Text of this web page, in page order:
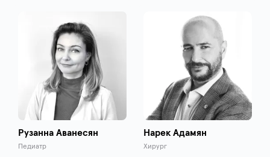
Рузанна Аванесян
Педиатр
Нарек Адамян
Хирург